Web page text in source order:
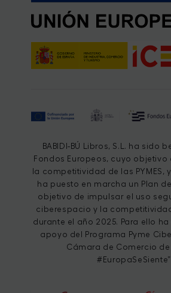
BABIDI-BÚ Libros, S.L. ha sido
Fondos Europeos, cuyo objetivo
la competitividad de las PYMES,
ha puesto en marcha un Plan
objetivo de impulsar el uso
ciberespacio y la
durante el año 2025. Para ello
apoyo del Programa Pyme
Cámara de Comercio de
#EuropaSeSiente”